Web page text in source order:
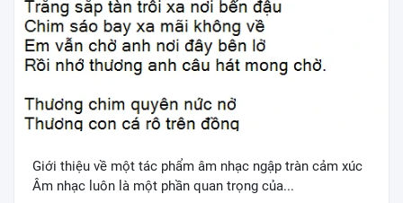
Giới thiệu về một tác phẩm âm nhạc ngập tràn cảm xúc
Âm nhạc luôn là một phần quan trọng của...